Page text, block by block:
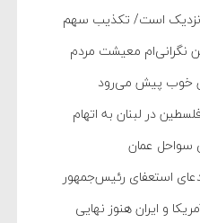
نزدیک است/ تکذیب سهم
نگرانی‌ام معیشت مردم
خوب پیش می‌رود
در لبنان به اتهام
سواحل عمان
استعفای رئیس‌جمهور
و ایران هنوز نهایی